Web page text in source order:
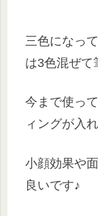
三色になっ
は3色混ぜて
今まで使っ
ィングが入
小顔効果や
良いです♪